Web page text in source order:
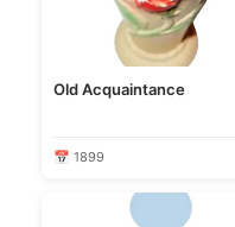
Old Acquaintance
📅 1899